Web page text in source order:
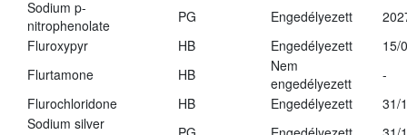
Sodium p-
nitrophenolate
PG Engedélyezett
Fluroxypyr
HB Engedélyezett
15/
Flurtamone
HB
Nem
engedélyezett
-
Flurochloridone
HB Engedélyezett
31/
Sodium silver